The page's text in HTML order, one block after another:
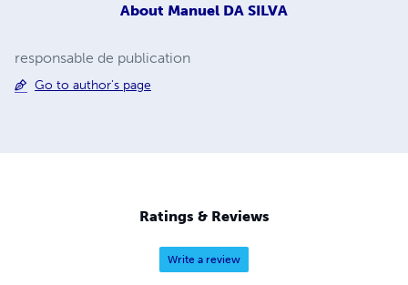
About Manuel DA SILVA
responsable de publication
Go to author's page
Ratings & Reviews
Write a review